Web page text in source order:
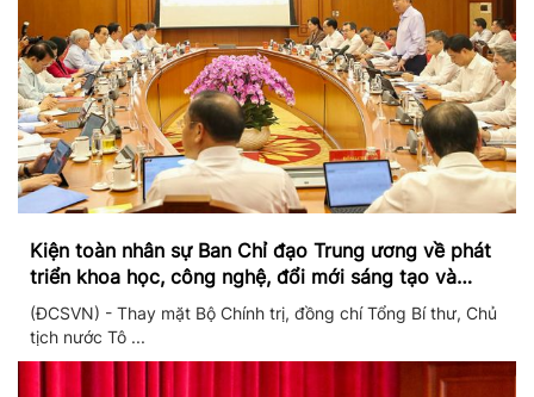
Kiện toàn nhân sự Ban Chỉ đạo Trung ương về phát
triển khoa học, công nghệ, đổi mới sáng tạo và
chuyển đổi số
(ĐCSVN) - Thay mặt Bộ Chính trị, đồng chí Tổng Bí thư, Chủ
tịch nước Tô ...